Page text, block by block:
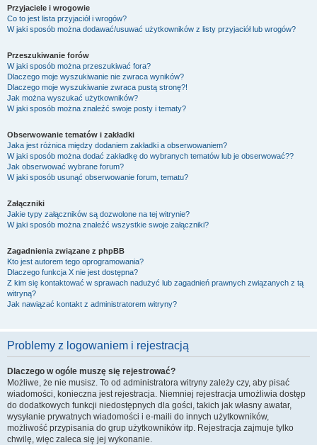
Przyjaciele i wrogowie
Co to jest lista przyjaciół i wrogów?
W jaki sposób można dodawać/usuwać użytkowników z listy przyjaciół lub wrogów?
Przeszukiwanie forów
W jaki sposób można przeszukiwać fora?
Dlaczego moje wyszukiwanie nie zwraca wyników?
Dlaczego moje wyszukiwanie zwraca pustą stronę?!
Jak można wyszukać użytkowników?
W jaki sposób można znaleźć swoje posty i tematy?
Obserwowanie tematów i zakładki
Jaka jest różnica między dodaniem zakładki a obserwowaniem?
W jaki sposób można dodać zakładkę do wybranych tematów lub je obserwować??
Jak obserwować wybrane forum?
W jaki sposób usunąć obserwowanie forum, tematu?
Załączniki
Jakie typy załączników są dozwolone na tej witrynie?
W jaki sposób można znaleźć wszystkie swoje załączniki?
Zagadnienia związane z phpBB
Kto jest autorem tego oprogramowania?
Dlaczego funkcja X nie jest dostępna?
Z kim się kontaktować w sprawach nadużyć lub zagadnień prawnych związanych z tą
witryną?
Jak nawiązać kontakt z administratorem witryny?
Problemy z logowaniem i rejestracją
Dlaczego w ogóle muszę się rejestrować?
Możliwe, że nie musisz. To od administratora witryny zależy czy, aby pisać
wiadomości, konieczna jest rejestracja. Niemniej rejestracja umożliwia dostęp
do dodatkowych funkcji niedostępnych dla gości, takich jak własny awatar,
wysyłanie prywatnych wiadomości i e-maili do innych użytkowników,
możliwość przypisania do grup użytkowników itp. Rejestracja zajmuje tylko
chwilę, więc zaleca się jej wykonanie.